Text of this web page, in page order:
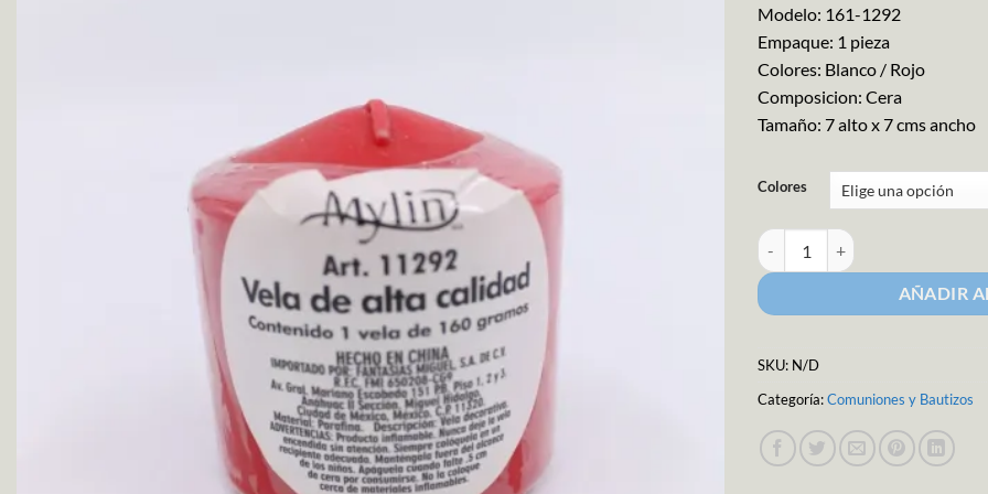
Modelo: 161-1292
Empaque: 1 pieza
Colores: Blanco / Rojo
Composicion: Cera
Tamaño: 7 alto x 7 cms ancho
Colores
Vela Cirio 7x7 cms M-1292
AÑADIR
SKU: N/D
Categoría:Comuniones y Bautizos